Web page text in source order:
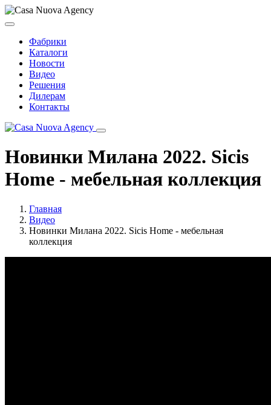
Фабрики
Каталоги
Новости
Видео
Решения
Дилерам
Контакты
Новинки Милана 2022. Sicis
Home - мебельная коллекция
Главная
Видео
Новинки Милана 2022. Sicis Home - мебельная
коллекция